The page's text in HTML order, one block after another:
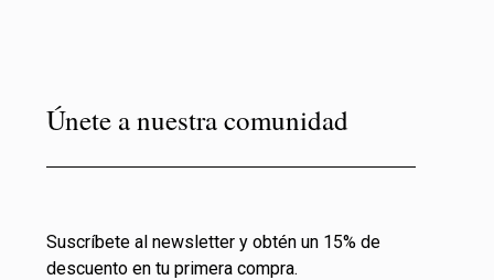
Únete a nuestra comunidad
Suscríbete al newsletter y obtén un 15% de
descuento en tu primera compra.